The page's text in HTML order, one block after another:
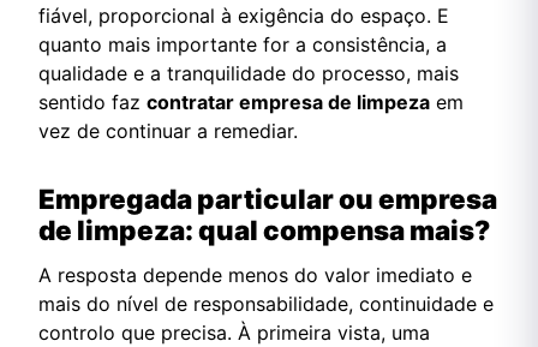
fiável, proporcional à exigência do espaço. E
quanto mais importante for a consistência, a
qualidade e a tranquilidade do processo, mais
sentido faz contratar empresa de limpeza em
vez de continuar a remediar.
Empregada particular ou empresa
de limpeza: qual compensa mais?
A resposta depende menos do valor imediato e
mais do nível de responsabilidade, continuidade e
controlo que precisa. À primeira vista, uma